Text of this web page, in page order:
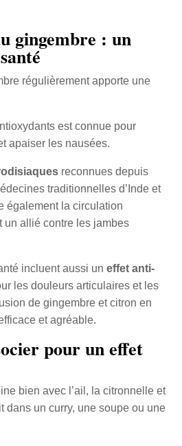
gingembre : un
régulièrement apporte une
est connue pour
apaiser les nausées.
reconnues depuis
traditionnelles d’Inde et
également la circulation
un allié contre les jambes
incluent aussi un effet anti-
les douleurs articulaires et les
de gingembre et citron en
et agréable.
pour un effet
bien avec l’ail, la citronnelle et
dans un curry, une soupe ou une